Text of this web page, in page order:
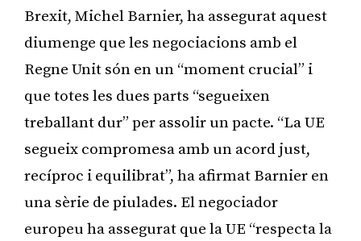
Brexit, Michel Barnier, ha assegurat aquest
diumenge que les negociacions amb el
Regne Unit són en un “moment crucial” i
que totes les dues parts “segueixen
treballant dur” per assolir un pacte. “La UE
segueix compromesa amb un acord just,
recíproc i equilibrat”, ha afirmat Barnier en
una sèrie de piulades. El negociador
europeu ha assegurat que la UE “respecta la